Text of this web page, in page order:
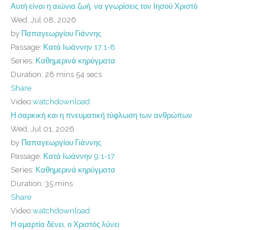
Αυτή είναι η αιώνια ζωή, να γνωρίσεις τον Ιησού Χριστό
Wed, Jul 08, 2026
by Παπαγεωργίου Γιάννης
Passage: Κατά Ιωάννην 17:1-8
Series: Καθημερινά κηρύγματα
Duration: 28 mins 54 secs
Share
Video:watchdownload
Η σαρκική και η πνευματική τύφλωση των ανθρώπων
Wed, Jul 01, 2026
by Παπαγεωργίου Γιάννης
Passage: Κατά Ιωάννην 9:1-17
Series: Καθημερινά κηρύγματα
Duration: 35 mins
Share
Video:watchdownload
Η αμαρτία δένει, ο Χριστός λύνει